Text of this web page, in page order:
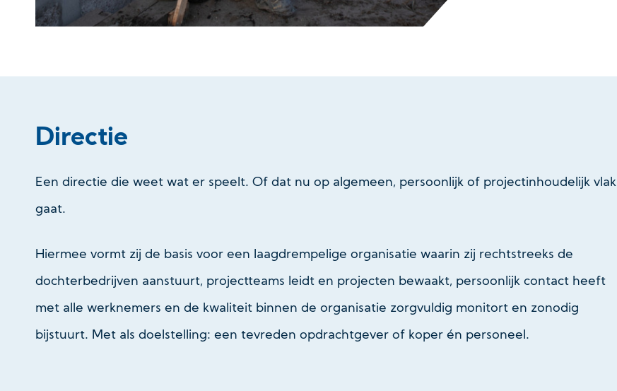
Directie
Een directie die weet wat er speelt. Of dat nu op algemeen, persoonlijk of projectinhoudelijk vlak
gaat.
Hiermee vormt zij de basis voor een laagdrempelige organisatie waarin zij rechtstreeks de
dochterbedrijven aanstuurt, projectteams leidt en projecten bewaakt, persoonlijk contact heeft
met alle werknemers en de kwaliteit binnen de organisatie zorgvuldig monitort en zonodig
bijstuurt. Met als doelstelling: een tevreden opdrachtgever of koper én personeel.